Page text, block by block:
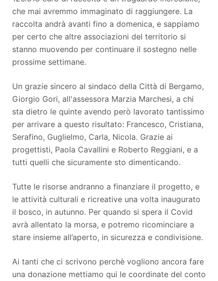
che mai avremmo immaginato di raggiungere. La
raccolta andrà avanti fino a domenica, e sappiamo
per certo che altre associazioni del territorio si
stanno muovendo per continuare il sostegno nelle
prossime settimane.
Un grazie sincero al sindaco della Città di Bergamo,
Giorgio Gori, all'assessora Marzia Marchesi, a chi
sta dietro le quinte avendo però lavorato tantissimo
per arrivare a questo risultato: Francesco, Cristiana,
Serafino, Guglielmo, Carla, Nicola. Grazie ai
progettisti, Paola Cavallini e Roberto Reggiani, e a
tutti quelli che sicuramente sto dimenticando.
Tutte le risorse andranno a finanziare il progetto, e
le attività culturali e ricreative una volta inaugurato
il bosco, in autunno. Per quando si spera il Covid
avrà allentato la morsa, e potremo ricominciare a
stare insieme all’aperto, in sicurezza e condivisione.
Ai tanti che ci scrivono perchè vogliono ancora fare
una donazione mettiamo qui le coordinate del conto